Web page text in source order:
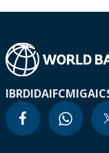
IBRDIDAIFCMIGA